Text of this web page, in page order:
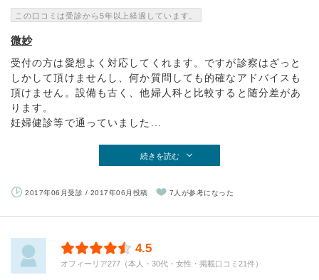
この口コミは受診から5年以上経過しています。
微妙
受付の方は愛想よく対応してくれます。ですが診察はざっと
しかして頂けませんし、何か質問しても的確なアドバイスも
頂けません。設備も古く、他婦人科と比較すると随分差があ
ります。
妊婦健診等で通っていました...
続きを読む
2017年06月受診 / 2017年06月投稿 7人が参考になった
4.5
オフィーリア277（本人・30代・女性・掲載口コミ21件）